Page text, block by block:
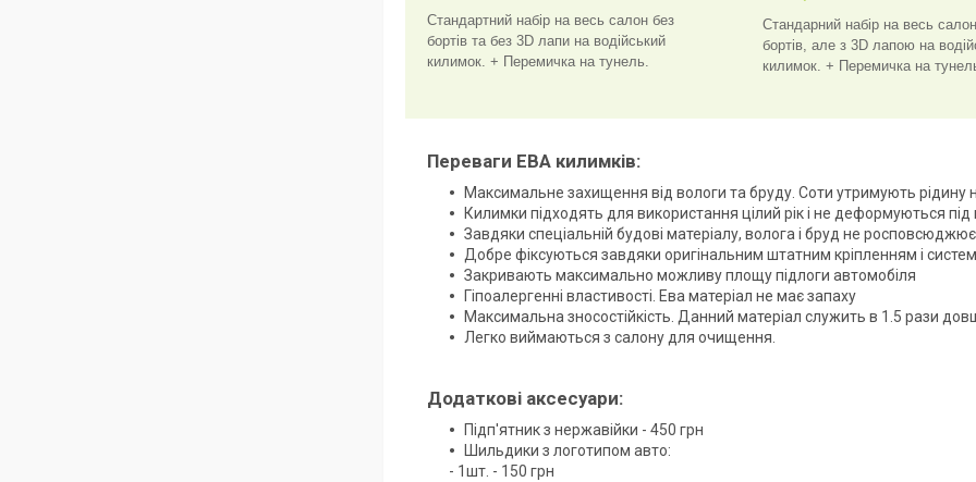
Стандартний набір на весь салон без
бортів та без 3D лапи на водійський
килимок. + Перемичка на тунель.
Стандарний набір на весь
бортів, але з 3D лапою на
килимок. + Перемичка на
Переваги ЕВА килимків:
Максимальне захищення від вологи та бруду. Соти утримують рідину
Килимки підходять для використання цілий рік і не деформуються
Завдяки спеціальній будові матеріалу, волога і бруд не
Добре фіксуються завдяки оригінальним штатним кріпленням і
Закривають максимально можливу площу підлоги автомобіля
Гіпоалергенні властивості. Ева матеріал не має запаху
Максимальна зносостійкість. Данний матеріал служить в 1.5 рази
Легко виймаються з салону для очищення.
Додаткові аксесуари:
Підп'ятник з нержавійки - 450 грн
Шильдики з логотипом авто:
- 1шт. - 150 грн